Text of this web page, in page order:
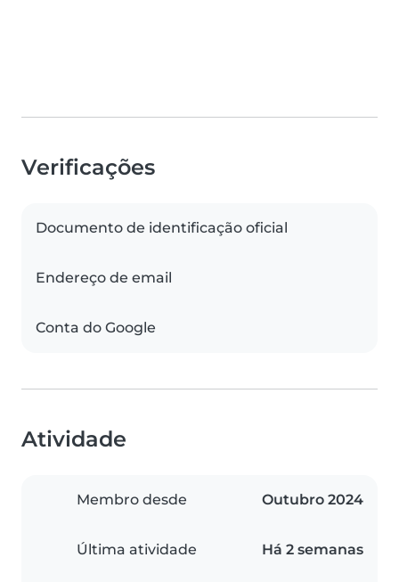
Verificações
Documento de identificação oficial
Endereço de email
Conta do Google
Atividade
Membro desde Outubro 2024
Última atividade Há 2 semanas